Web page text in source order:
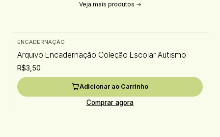
Veja mais produtos
ENCADERNAÇÃO
Arquivo Encadernação Coleção Escolar Autismo
R$3,50
Adicionar ao Carrinho
Comprar agora